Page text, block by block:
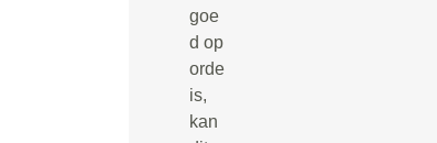
goe
d op
orde
is,
kan